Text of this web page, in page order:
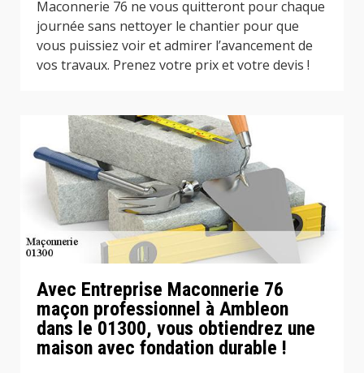
Maconnerie 76 ne vous quitteront pour chaque
journée sans nettoyer le chantier pour que
vous puissiez voir et admirer l’avancement de
vos travaux. Prenez votre prix et votre devis !
Avec Entreprise Maconnerie 76
maçon professionnel à Ambleon
dans le 01300, vous obtiendrez une
maison avec fondation durable !